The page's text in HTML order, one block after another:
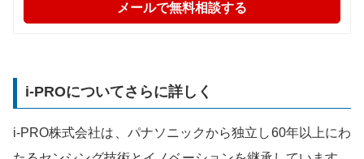
メールで無料相談する
i-PROについてさらに詳しく
i-PRO株式会社は、パナソニックから独立し60年以上にわ